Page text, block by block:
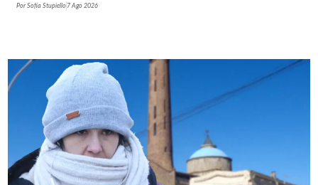
PorSofía Stupiello 7 Ago 2026